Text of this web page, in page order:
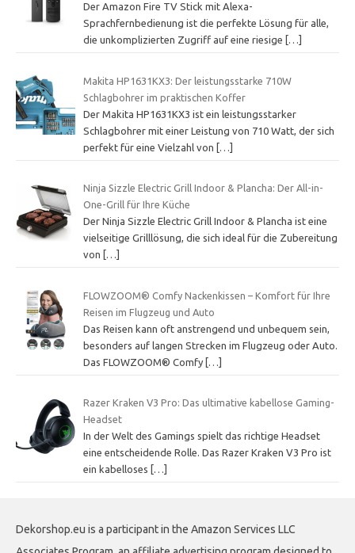
Der Amazon Fire TV Stick mit Alexa-
Sprachfernbedienung ist die perfekte Lösung für alle,
die unkomplizierten Zugriff auf eine riesige
[…]
Makita HP1631KX3: Der leistungsstarke 710W
Schlagbohrer im praktischen Koffer
Der Makita HP1631KX3 ist ein leistungsstarker
Schlagbohrer mit einer Leistung von 710 Watt, der sich
perfekt für eine Vielzahl von […]
Ninja Sizzle Electric Grill Indoor & Plancha: Der All-in-
One-Grill für Ihre Küche
Der Ninja Sizzle Electric Grill Indoor & Plancha ist eine
vielseitige Grilllösung, die sich ideal für die Zubereitung
von
[…]
FLOWZOOM® Comfy Nackenkissen – Komfort für Ihre
Reisen im Flugzeug und Auto
Das Reisen kann oft anstrengend und unbequem sein,
besonders auf langen Strecken im Flugzeug oder Auto.
Das FLOWZOOM® Comfy […]
Razer Kraken V3 Pro: Das ultimative kabellose Gaming-
Headset
In der Welt des Gamings spielt das richtige Headset
eine entscheidende Rolle. Das Razer Kraken V3 Pro ist
ein kabelloses
[…]
Dekorshop.eu is a participant in the Amazon Services LLC